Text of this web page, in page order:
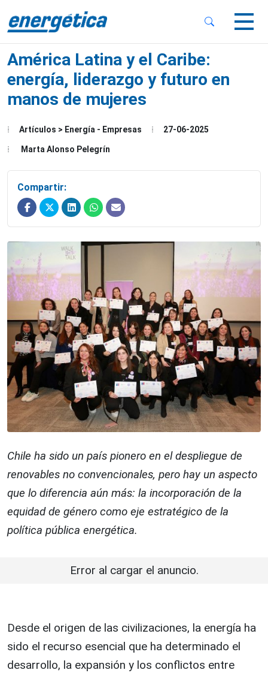
Menu
América Latina y el Caribe:
energía, liderazgo y futuro en
manos de mujeres
Artículos > Energía - Empresas 27-06-2025
Marta Alonso Pelegrín
Compartir:
Chile ha sido un país pionero en el despliegue de
renovables no convencionales, pero hay un aspecto
que lo diferencia aún más: la incorporación de la
equidad de género como eje estratégico de la
política pública energética.
Error al cargar el anuncio.
Desde el origen de las civilizaciones, la energía ha
sido el recurso esencial que ha determinado el
desarrollo, la expansión y los conflictos entre